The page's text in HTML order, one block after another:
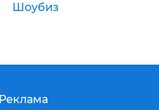
Шоубиз
Реклама